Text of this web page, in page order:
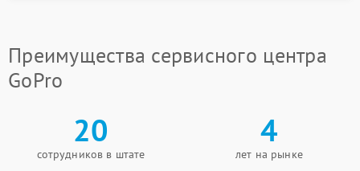
Преимущества сервисного центра
GoPro
20
сотрудников в штате
4
лет на рынке